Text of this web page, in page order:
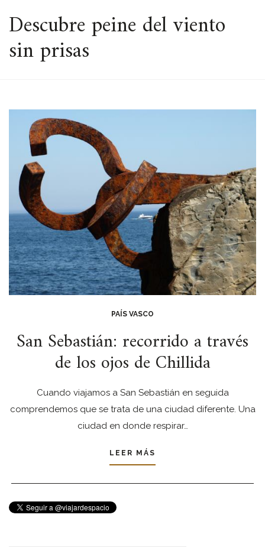
ESPACIO
Descubre peine del viento
sin prisas
PAÍS VASCO
San Sebastián: recorrido a través
de los ojos de Chillida
Cuando viajamos a San Sebastián en seguida
comprendemos que se trata de una ciudad diferente. Una
ciudad en donde respirar…
LEER MÁS